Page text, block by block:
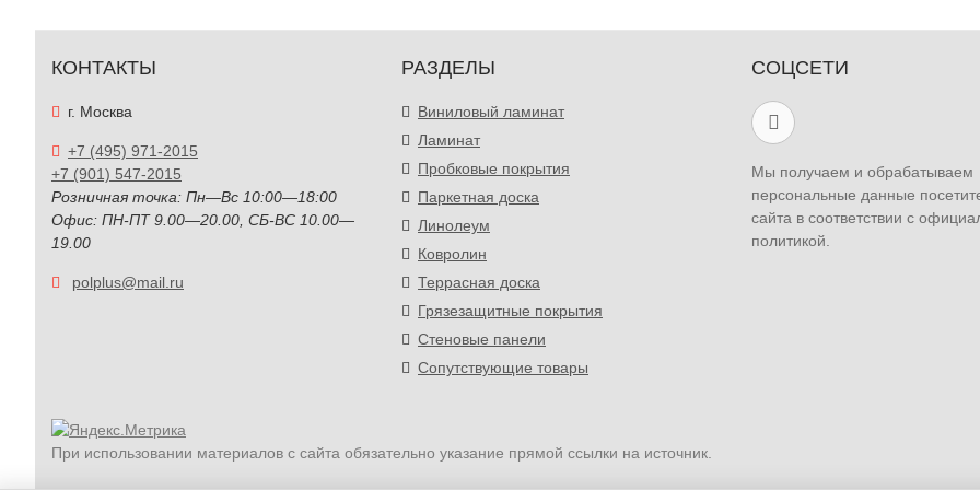
КОНТАКТЫ
г. Москва
+7 (495) 971-2015
+7 (901) 547-2015
Розничная точка: Пн—Вс 10:00—18:00
Офис: ПН-ПТ 9.00—20.00, СБ-ВС 10.00—
19.00
polplus@mail.ru
РАЗДЕЛЫ
Виниловый ламинат
Ламинат
Пробковые покрытия
Паркетная доска
Линолеум
Ковролин
Террасная доска
Грязезащитные покрытия
Стеновые панели
Сопутствующие товары
СОЦСЕТИ
Мы получаем и обрабатываем
персональные данные
сайта в соответствии с
политикой.
При использовании материалов с сайта обязательно указание прямой ссылки на источник.